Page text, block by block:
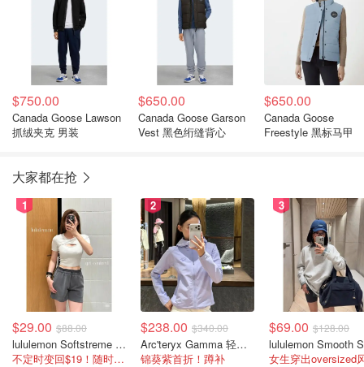
$750.00
Canada Goose Lawson
抓绒夹克 男装
$650.00
Canada Goose Garson
Vest 黑色绗缝背心
$650.00
Canada Goose
Freestyle 黑标马甲
大家都在抢
1
$29.00 $88.00
lululemon Softstreme 女士高腰短裤 10cm
不定时变回$19！随时点进来看
2
$238.00 $340.00
Arc'teryx Gamma 轻量连帽卫衣 女款
锦葵紫首折！蹲补
3
$69.00 $128.00
女生穿出oversized